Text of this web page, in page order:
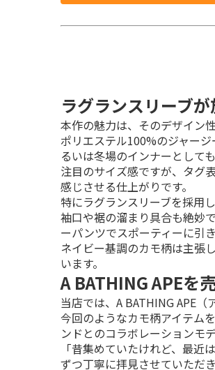
ラグランスリーブ
本作の魅力は、そのデザイン
ポリエステル100%のジャー
るいは冬場のインナーとして
注目のサイズ感ですが、タグ
感じさせる仕上がりです。
特にラグランスリーブを採用
袖口や裾の溜まり具合も絶妙
ーパンツでスポーティーに引
ネイビー基調のカモ柄は主張
います。
A BATHING APEを
当店では、A BATHING APE（
今回のようなカモ柄アイテム
ンドとのコラボレーションモ
「昔集めていたけれど、最
ずつ丁寧に拝見させていただき